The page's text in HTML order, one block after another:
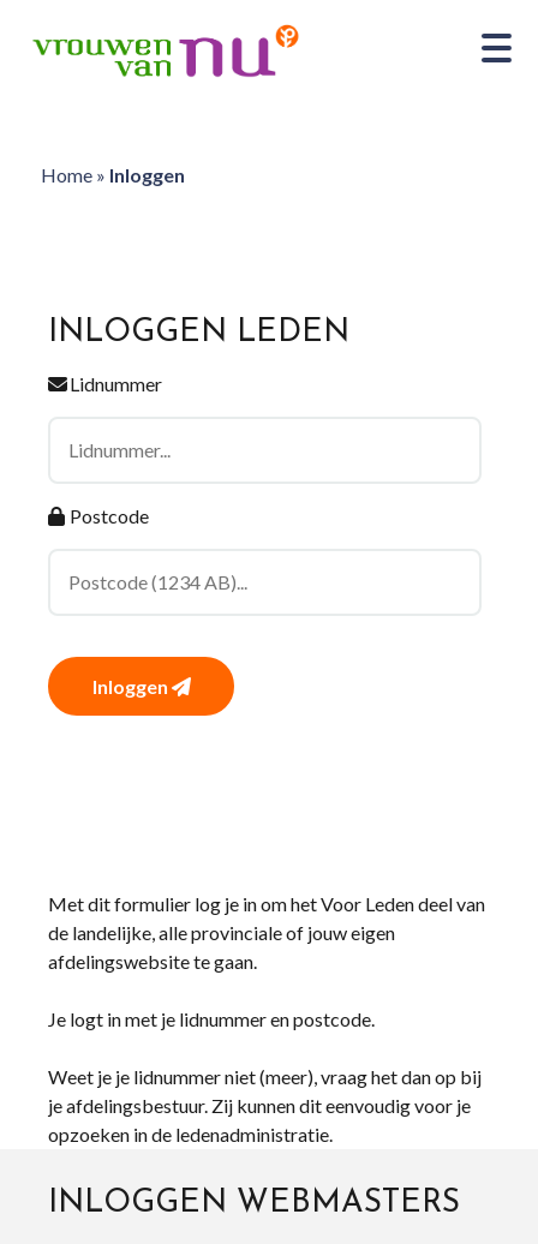
Home» Inloggen
INLOGGEN LEDEN
Lidnummer
Postcode
Inloggen
Met dit formulier log je in om het Voor Leden deel van
de landelijke, alle provinciale of jouw eigen
afdelingswebsite te gaan.
Je logt in met je lidnummer en postcode.
Weet je je lidnummer niet (meer), vraag het dan op bij
je afdelingsbestuur. Zij kunnen dit eenvoudig voor je
opzoeken in de ledenadministratie.
INLOGGEN WEBMASTERS